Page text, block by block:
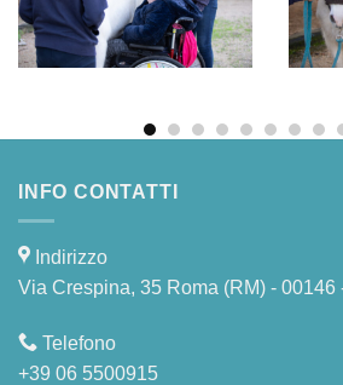
INFO CONTATTI
Indirizzo
Via Crespina, 35 Roma (RM) - 00146
Telefono
+39 06 5500915